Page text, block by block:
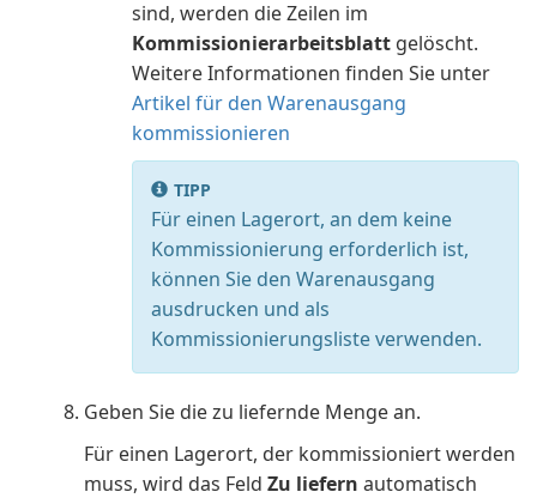
sind, werden die Zeilen im
Kommissionierarbeitsblatt gelöscht.
Weitere Informationen finden Sie unter
Artikel für den Warenausgang
kommissionieren
TIPP
Für einen Lagerort, an dem keine
Kommissionierung erforderlich ist,
können Sie den Warenausgang
ausdrucken und als
Kommissionierungsliste verwenden.
Geben Sie die zu liefernde Menge an.
Für einen Lagerort, der kommissioniert werden
muss, wird das Feld Zu liefern automatisch